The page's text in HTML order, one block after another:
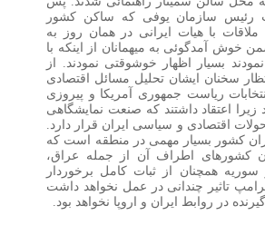
رئیس سازمان یوفی که ساکن کشور
با هیات ایرانی در همان روز به
خوش آمدگوئی به میهمانان از اینکه با
بسیار اظهار خوشوقتی نمودند. از
سخنان ایشان تحلیل مسائل اقتصادی
ریاست جمهوری آمریکا و پیروزی
زیرا اعتقاد داشتند که صنعت نمایشگاهی
اقتصادی و سیاسی ایران قرار دارد.
کشور بسیار مهمی در منطقه است که
کشورهای اطراف آن از جمله عراق،
سوریه همچنان از ثبات کامل برخوردار
تاثیر چندانی در عمل نخواهد داشت
در روابط ایران و اروپا نخواهد بود.